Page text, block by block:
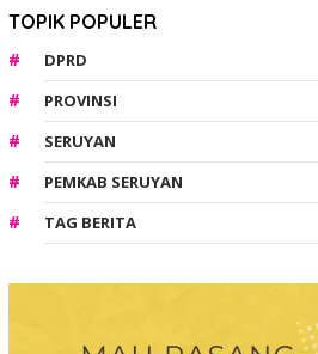
TOPIK POPULER
DPRD
PROVINSI
SERUYAN
PEMKAB SERUYAN
TAG BERITA